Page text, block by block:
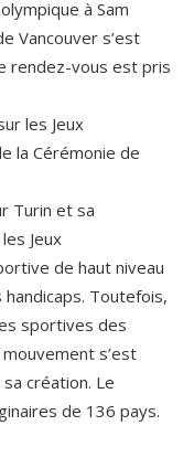
à Sam
Vancouver s’est
rendez-vous est pris
les Jeux
la Cérémonie de
Turin et sa
Jeux
de haut niveau
Toutefois,
sportives des
s’est
création. Le
de 136 pays.